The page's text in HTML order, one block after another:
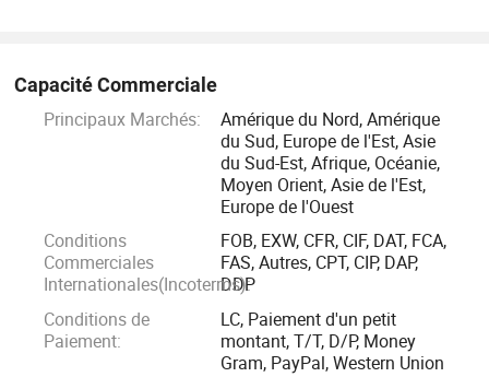
Capacité Commerciale
Principaux Marchés:
Amérique du Nord, Amérique
du Sud, Europe de l'Est, Asie
du Sud-Est, Afrique, Océanie,
Moyen Orient, Asie de l'Est,
Europe de l'Ouest
Conditions
Commerciales
Internationales(Incoterms):
FOB, EXW, CFR, CIF, DAT, FCA,
FAS, Autres, CPT, CIP, DAP,
DDP
Conditions de
Paiement:
LC, Paiement d'un petit
montant, T/T, D/P, Money
Gram, PayPal, Western Union